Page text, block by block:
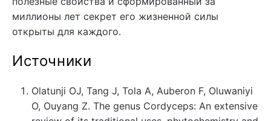
миллионы лет секрет его жизненной силы
открыты для каждого.
Источники
Olatunji OJ, Tang J, Tola A, Auberon F, Oluwaniyi
O, Ouyang Z. The genus Cordyceps: An extensive